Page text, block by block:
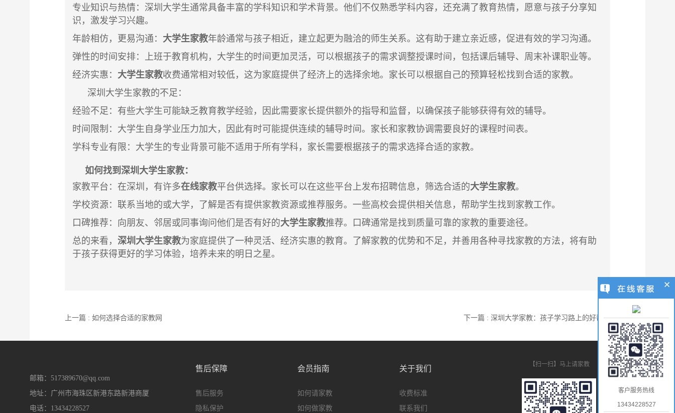
专业知识与热情： 深圳大学生通常具备丰富的学科知识和学术背景。他们不仅熟悉学科内容，还充满了教育热情，愿意与孩子分享知
识，激发学习兴趣。
年龄相仿，更易沟通 ： 大学生家教年龄通常与孩子相近，建立起更为融洽的师生关系。这有助于建立亲近感，促进有效的学习沟通。
弹性的时间安排：上班于教育机构，大学生的时间更加灵活，可以根据孩子的需求调整授课时间，包括课后辅导、周末补课职业等。
经济实惠 ： 大学生家教收费通常相对较低，这为家庭提供了经济上的选择余地。家长可以根据自己的预算轻松找到合适的家教。
深圳大学生家教的不足：
经验不足 ：有些大学生可能缺乏教育教学经验，因此需要家长提供额外的指导和监督，以确保孩子能够获得有效的辅导。
时间限制 ：大学生自身学业压力加大，因此有时可能提供连续的辅导时间。家长和家教协调需要良好的课程时间表。
学科专业有限 ：大学生的专业背景可能不适用于所有学科，家长需要根据孩子的需求选择合适的家教。
如何找到深圳大学生家教：
家教平台 ：在深圳，有许多在线家教平台供选择。家长可以在这些平台上发布招聘信息，筛选合适的大学生家教。
学校资源 ：联系当地的或大学，了解是否有提供家教资源或推荐服务。一些高校会提供相关信息，帮助学生找到家教工作。
口碑推荐 ：向朋友、邻居或同事询问他们是否有好的大学生家教推荐。口碑通常是找到质量可靠的家教的重要途径。
总的来看，深圳大学生家教为家庭提供了一种灵活、经济实惠的教育。了解家教的优势和不足，并善用各种寻找家教的方法，将有助
于孩子获得更好的学习体验，培养未来的明日之星。
上一篇 : 如何选择合适的家教网 下一篇 : 深圳大学家教：孩子学习路上的好帮手
邮箱：517389670@qq.com
地址：广州市海珠区新港东路新港商厦
电话：13434228527
售后保障
售后服务
隐私保护
会员指南
如何请家教
如何做家教
关于我们
收费标准
联系我们
【扫一扫】马上请家教
客户服务热线
13434228527